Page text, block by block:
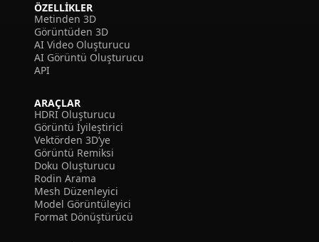
ÖZELLIKLER
Metinden 3D
Görüntüden 3D
AI Video Oluşturucu
AI Görüntü Oluşturucu
API
ARAÇLAR
HDRI Oluşturucu
Görüntü İyileştirici
Vektörden 3D’ye
Görüntü Remiksi
Doku Oluşturucu
Rodin Arama
Mesh Düzenleyici
Model Görüntüleyici
Format Dönüştürücü